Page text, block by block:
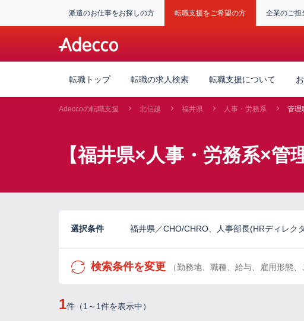
派遣のお仕事をお探しの方 転職支援をご希望の方 企業のご担
転職トップ 転職の求人検索 転職支援について
Adeccoの転職支援 北信越 福井県 人事・労務系 管理
【福井県×人事・労務系×管
選択条件 福井県／CHO/CHRO、人事部長(HRディレク
検索条件を変更 （勤務地、職種、給与、雇用形態、
1件（1～1件を表示中）